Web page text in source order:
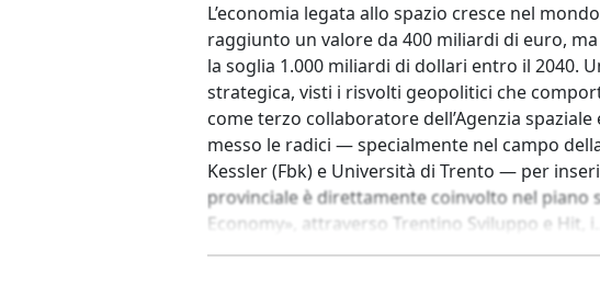
L’economia legata allo spazio cresce nel
raggiunto un valore da 400 miliardi di euro,
la soglia 1.000 miliardi di dollari entro il 2040.
strategica, visti i risvolti geopolitici che
come terzo collaboratore dell’Agenzia
messo le radici — specialmente nel campo
Kessler (Fbk) e Università di Trento — per
provinciale è direttamente coinvolto nel piano
Economy», attraverso Trentino Sviluppo e Hit, i...